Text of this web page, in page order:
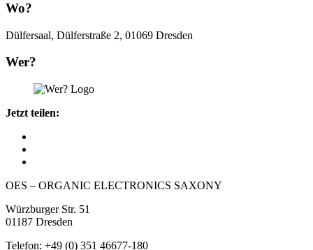
Wo?
Dülfersaal, Dülferstraße 2, 01069 Dresden
Wer?
Jetzt teilen:
OES – ORGANIC ELECTRONICS SAXONY
Würzburger Str. 51
01187 Dresden
Telefon: +49 (0) 351 46677-180